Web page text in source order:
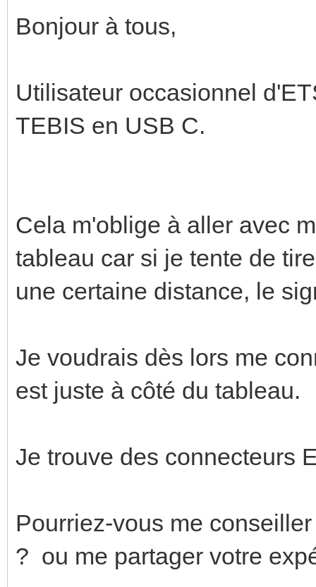
Bonjour à tous,
Utilisateur occasionnel
TEBIS en USB C.
Cela m'oblige à aller avec
tableau car si je tente de
une certaine distance, le
Je voudrais dès lors me
est juste à côté du tableau.
Je trouve des connecteurs
Pourriez-vous me
? ou me partager votre